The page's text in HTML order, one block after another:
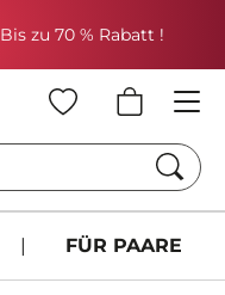
Bis zu 70 % Rabatt !
| FÜR PAARE